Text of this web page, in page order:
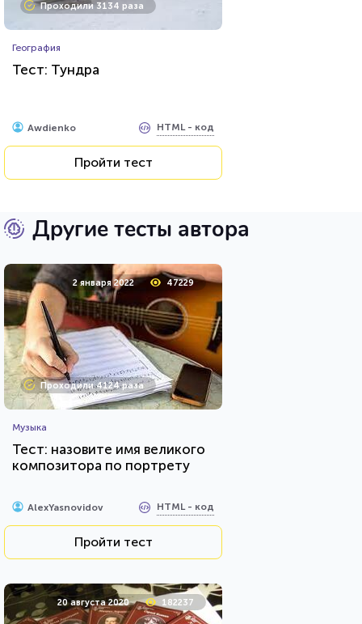
Проходили 3134 раза
География
Тест: Тундра
Awdienko HTML - код
Пройти тест
Другие тесты автора
2 января 2022 47229
Проходили 4124 раза
Музыка
Тест: назовите имя великого
композитора по портрету
AlexYasnovidov HTML - код
Пройти тест
20 августа 2020 182237